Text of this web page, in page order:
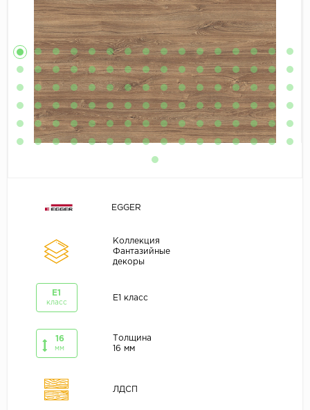
EGGER
Коллекция
Фантазийные
декоры
E1
класс
E1 класс
16
мм
Толщина
16 мм
ЛДСП